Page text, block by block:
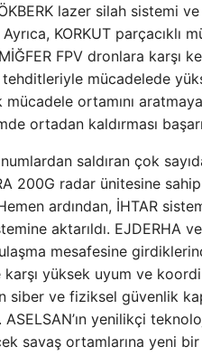
lazer silah sistemi
KORKUT parçacıklı
FPV dronlara karşı
mücadelede
ortamını
ortadan kaldırması
saldıran çok
200G radar ünitesine
ardından, İHTAR
aktarıldı. EJDERHA
mesafesine
yüksek uyum ve
siber ve fiziksel güvenlik
yenilikçi
savaş ortamlarına yeni